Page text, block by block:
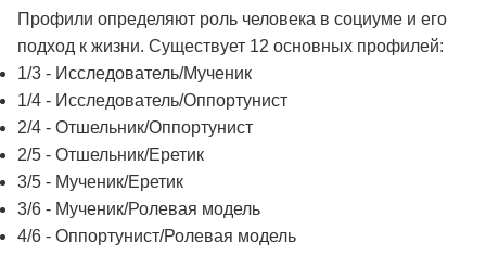
Профили определяют роль человека в социуме и его
подход к жизни. Существует 12 основных профилей:
1/3 - Исследователь/Мученик
1/4 - Исследователь/Оппортунист
2/4 - Отшельник/Оппортунист
2/5 - Отшельник/Еретик
3/5 - Мученик/Еретик
3/6 - Мученик/Ролевая модель
4/6 - Оппортунист/Ролевая модель